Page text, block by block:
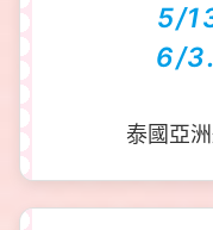
5/
6/
泰國亞